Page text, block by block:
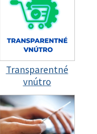
Transparentné
vnútro